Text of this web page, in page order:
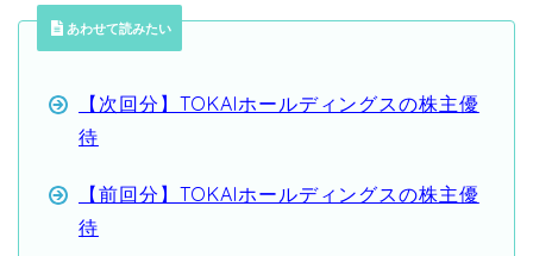
あわせて読みたい
【次回分】TOKAIホールディングスの株主優
待
【前回分】TOKAIホールディングスの株主優
待